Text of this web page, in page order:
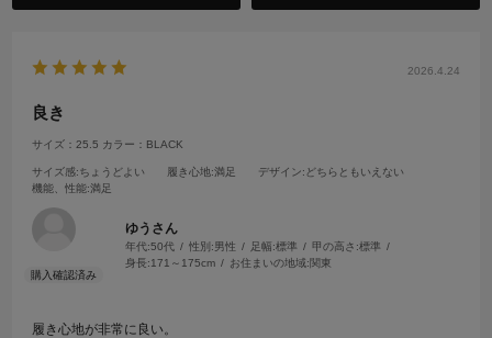
2026.4.24
良き
サイズ：25.5 カラー：BLACK
サイズ感:ちょうどよい 履き心地:満足 デザイン:どちらともいえない
機能、性能:満足
ゆうさん
年代:50代 性別:男性 足幅:標準 甲の高さ:標準
身長:171～175cm お住まいの地域:関東
履き心地が非常に良い。